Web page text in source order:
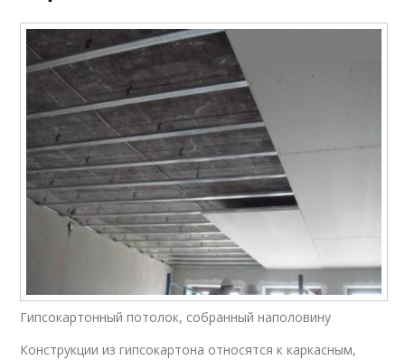
Гипсокартонный потолок, собранный наполовину
Конструкции из гипсокартона относятся к каркасным,